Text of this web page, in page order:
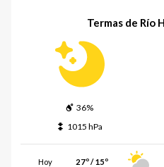
Termas de Río
36%
1015 hPa
Hoy 27º / 15º